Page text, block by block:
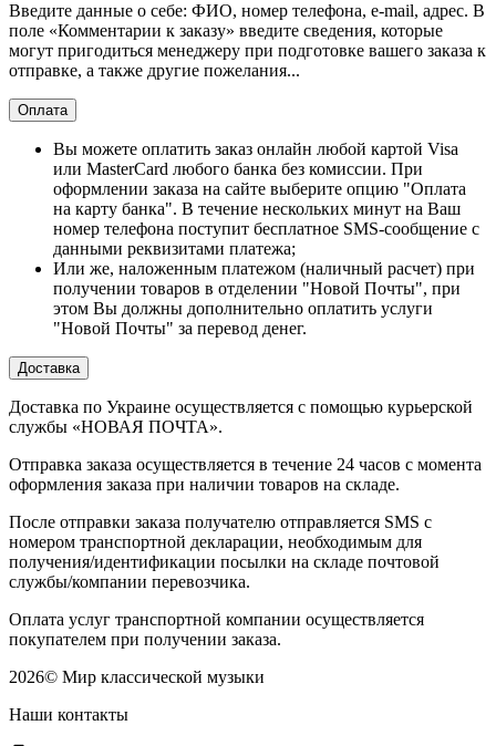
Введите данные о себе: ФИО, номер телефона, e-mail, адрес. В
поле «Комментарии к заказу» введите сведения, которые
могут пригодиться менеджеру при подготовке вашего заказа к
отправке, а также другие пожелания...
Оплата
Вы можете оплатить заказ онлайн любой картой Visa
или MasterCard любого банка без комиссии. При
оформлении заказа на сайте выберите опцию "Оплата
на карту банка". В течение нескольких минут на Ваш
номер телефона поступит бесплатное SMS-сообщение с
данными реквизитами платежа;
Или же, наложенным платежом (наличный расчет) при
получении товаров в отделении "Новой Почты", при
этом Вы должны дополнительно оплатить услуги
"Новой Почты" за перевод денег.
Доставка
Доставка по Украине осуществляется с помощью курьерской
службы «НОВАЯ ПОЧТА».
Отправка заказа осуществляется в течение 24 часов с момента
оформления заказа при наличии товаров на складе.
После отправки заказа получателю отправляется SMS с
номером транспортной декларации, необходимым для
получения/идентификации посылки на складе почтовой
службы/компании перевозчика.
Оплата услуг транспортной компании осуществляется
покупателем при получении заказа.
2026© Мир классической музыки
Наши контакты